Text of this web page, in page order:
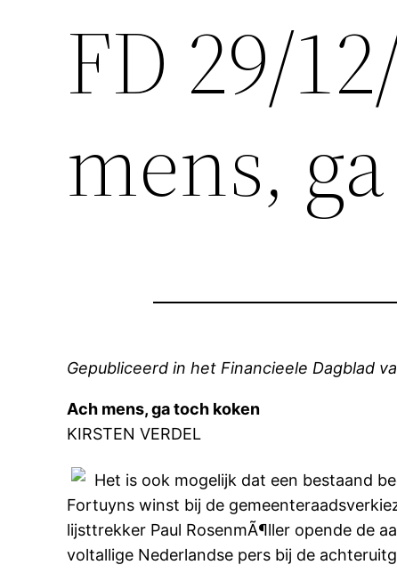
FD 29/
mens,
Gepubliceerd in het Financieele Dagblad
Ach mens, ga toch koken
KIRSTEN VERDEL
Het is ook mogelijk dat een bestaand
Fortuyns winst bij de
lijsttrekker Paul RosenmÃ¶ller opende de
voltallige Nederlandse pers bij de